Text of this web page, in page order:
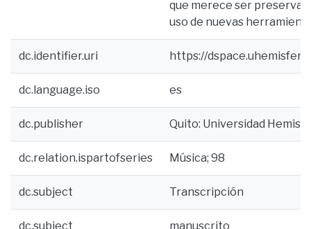
que merece ser
uso de nuevas
dc.identifier.uri https://
dc.language.iso es
dc.publisher Quito: Universidad
dc.relation.ispartofseries Música; 98
dc.subject Transcripción
dc.subject manuscrito